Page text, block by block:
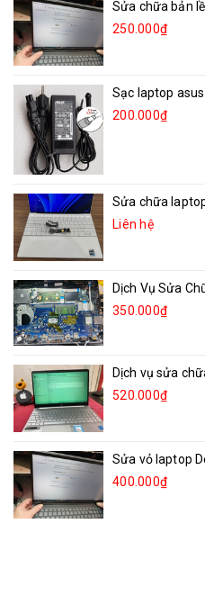
Sửa chữa bản
250.000₫
Sạc laptop asus
200.000₫
Sửa chữa
Liên hệ
Dịch Vụ Sửa
350.000₫
Dịch vụ sửa
520.000₫
Sửa vỏ laptop
400.000₫